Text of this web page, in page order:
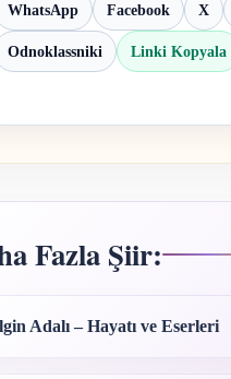
WhatsApp Facebook X
Odnoklassniki Linki Kopyala
Fazla Şiir:
Adalı – Hayatı ve Eserleri